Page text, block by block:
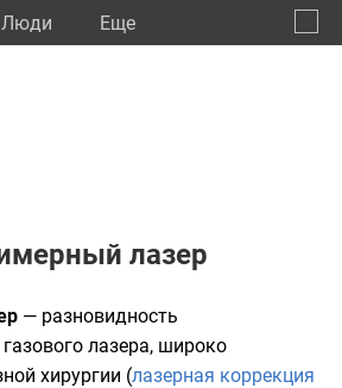
Люди Eще
лазер
— разновидность
газового лазера, широко
хирургии (лазерная коррекция